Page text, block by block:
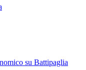
su Battipaglia